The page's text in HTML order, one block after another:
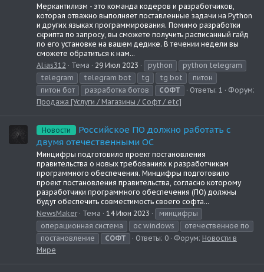
Меркантилизм - это команда кодеров и разработчиков,
которая отважно выполняет поставленные задачи на Python
и других языках программирования. Помимо разработки
скрипта по запросу, вы сможете получить расписанный гайд
по его установке на вашем дедике. В течении недели вы
сможете обратиться к нам...
Alias312
Тема 29 Июл 2023 python
python telegram
telegram
telegram bot tg tg bot
питон
питон бот
разработка ботов СОФТ Ответы: 1
Форум:
Продажа [Услуги / Магазины / Софт / etc]
Новости
Российское ПО должно работать с
двумя отечественными ОС
Минцифры подготовило проект постановления
правительства о новых требованиях к разработчикам
программного обеспечения. Минцифры подготовило
проект постановления правительства, согласно которому
разработчики программного обеспечения (ПО) должны
будут обеспечить совместимость своего софта...
NewsMaker
Тема 14 Июн 2023
минцифры
операционная система
ос windows
отечественное по
постановление
СОФТ Ответы: 0 Форум: Новости в
Мире